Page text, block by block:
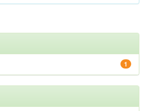
1